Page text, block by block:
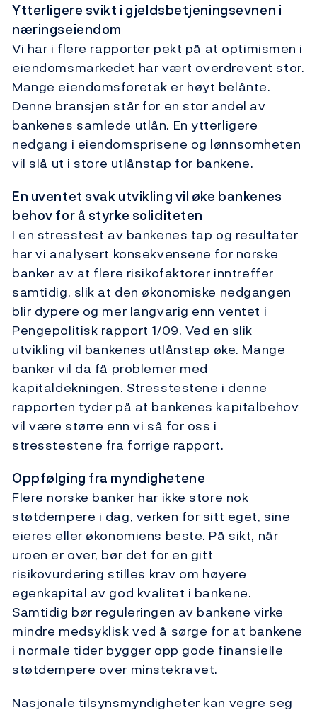
Ytterligere svikt i gjeldsbetjeningsevnen i
næringseiendom
Vi har i flere rapporter pekt på at optimismen i
eiendomsmarkedet har vært overdrevent stor.
Mange eiendomsforetak er høyt belånte.
Denne bransjen står for en stor andel av
bankenes samlede utlån. En ytterligere
nedgang i eiendomsprisene og lønnsomheten
vil slå ut i store utlånstap for bankene.
En uventet svak utvikling vil øke bankenes
behov for å styrke soliditeten
I en stresstest av bankenes tap og resultater
har vi analysert konsekvensene for norske
banker av at flere risikofaktorer inntreffer
samtidig, slik at den økonomiske nedgangen
blir dypere og mer langvarig enn ventet i
Pengepolitisk rapport 1/09. Ved en slik
utvikling vil bankenes utlånstap øke. Mange
banker vil da få problemer med
kapitaldekningen. Stresstestene i denne
rapporten tyder på at bankenes kapitalbehov
vil være større enn vi så for oss i
stresstestene fra forrige rapport.
Oppfølging fra myndighetene
Flere norske banker har ikke store nok
støtdempere i dag, verken for sitt eget, sine
eieres eller økonomiens beste. På sikt, når
uroen er over, bør det for en gitt
risikovurdering stilles krav om høyere
egenkapital av god kvalitet i bankene.
Samtidig bør reguleringen av bankene virke
mindre medsyklisk ved å sørge for at bankene
i normale tider bygger opp gode finansielle
støtdempere over minstekravet.
Nasjonale tilsynsmyndigheter kan vegre seg